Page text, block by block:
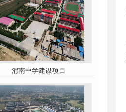
渭南中学建设项目